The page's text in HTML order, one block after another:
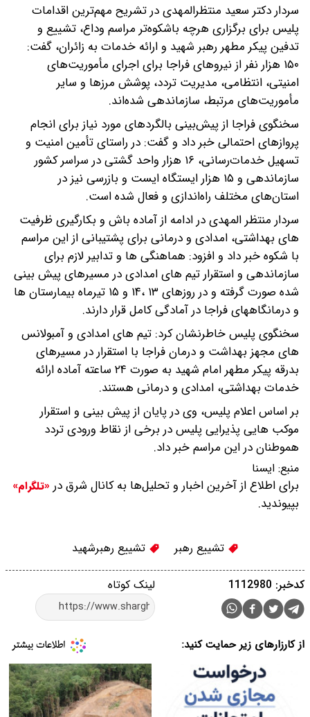
سردار دکتر سعید منتظرالمهدی در تشریح مهم‌ترین اقدامات
پلیس برای برگزاری هرچه باشکوه‌تر مراسم وداع، تشییع و
تدفین پیکر مطهر رهبر شهید و ارائه خدمات به زائران، گفت:
۱۵۰ هزار نفر از نیروهای فراجا برای اجرای مأموریت‌های
امنیتی، انتظامی، مدیریت تردد، پوشش مرزها و سایر
مأموریت‌های مرتبط، سازماندهی شده‌اند.
سخنگوی فراجا از پیش‌بینی بالگردهای مورد نیاز برای انجام
پروازهای احتمالی خبر داد و گفت: در راستای تأمین امنیت و
تسهیل خدمات‌رسانی، ۱۶ هزار واحد گشتی در سراسر کشور
سازماندهی و ۱۵ هزار ایستگاه ایست و بازرسی نیز در
استان‌های مختلف راه‌اندازی و فعال شده است.
سردار منتظر المهدی در ادامه از آماده باش و بکارگیری ظرفیت
های بهداشتی، امدادی و درمانی برای پشتیبانی از این مراسم
با شکوه خبر داد و افزود: هماهنگی ها و تدابیر لازم برای
سازماندهی و استقرار تیم های امدادی در مسیرهای پیش بینی
شده صورت گرفته و در روزهای ۱۳ ،۱۴ و ۱۵ تیرماه بیمارستان ها
و درمانگاههای فراجا در آمادگی کامل قرار دارند.
سخنگوی پلیس خاطرنشان کرد: تیم های امدادی و آمبولانس
های مجهز بهداشت و درمان فراجا با استقرار در مسیرهای
بدرقه پیکر مطهر امام شهید به صورت ۲۴ ساعته آماده ارائه
خدمات بهداشتی، امدادی و درمانی هستند.
بر اساس اعلام پلیس، وی در پایان از پیش بینی و استقرار
موکب هایی پذیرایی پلیس در برخی از نقاط ورودی تردد
هموطنان در این مراسم خبر داد.
منبع: ايسنا
برای اطلاع از آخرین اخبار و تحلیل‌ها به کانال شرق در «تلگرام»
بپیوندید.
تشییع رهبر تشییع رهبرشهید
لینک کوتاه کدخبر: 1112980
از کارزارهای زیر حمایت کنید: